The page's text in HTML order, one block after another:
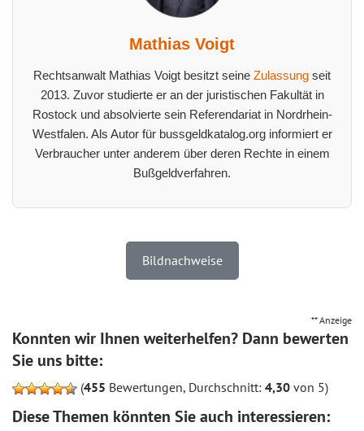
Mathias Voigt
Rechtsanwalt Mathias Voigt besitzt seine Zulassung seit
2013. Zuvor studierte er an der juristischen Fakultät in
Rostock und absolvierte sein Referendariat in Nordrhein-
Westfalen. Als Autor für bussgeldkatalog.org informiert er
Verbraucher unter anderem über deren Rechte in einem
Bußgeldverfahren.
Bildnachweise
** Anzeige
Konnten wir Ihnen weiterhelfen? Dann bewerten
Sie uns bitte:
(455 Bewertungen, Durchschnitt: 4,30 von 5)
Diese Themen könnten Sie auch interessieren: